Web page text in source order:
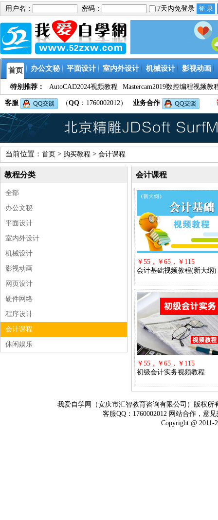
用户名： 密码： 7天内免登录
首页 办公文秘 平面设计 室内外设计 机械设计 影视动画
特别推荐： AutoCAD2024视频教程 Mastercam2019数控编程视频教
客服 （QQ ：1760002012） 业务合作
当前位置： 首页 > 购买教程 > 会计课程
教程分类
全部
办公文秘
平面设计
室内外设计
机械设计
影视动画
网页设计
硬件网络
程序设计
会计课程
休闲娱乐
会计课程
￥55，￥65，￥115
会计基础视频教程(新大纲)
￥55，￥65，￥115
初级会计实务视频教程
我爱自学网（安庆市汇智教育咨询有限公司）版权
客服QQ：1760002012 网站合作，意
Copyright @